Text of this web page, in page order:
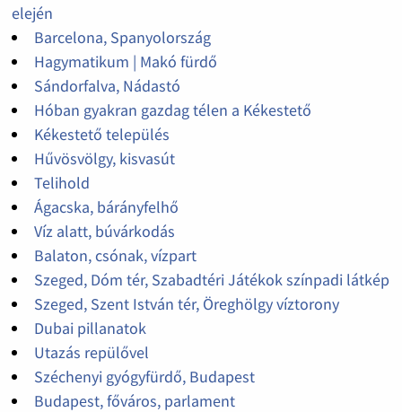
elején
Barcelona, Spanyolország
Hagymatikum | Makó fürdő
Sándorfalva, Nádastó
Hóban gyakran gazdag télen a Kékestető
Kékestető település
Hűvösvölgy, kisvasút
Telihold
Ágacska, bárányfelhő
Víz alatt, búvárkodás
Balaton, csónak, vízpart
Szeged, Dóm tér, Szabadtéri Játékok színpadi látkép
Szeged, Szent István tér, Öreghölgy víztorony
Dubai pillanatok
Utazás repülővel
Széchenyi gyógyfürdő, Budapest
Budapest, főváros, parlament